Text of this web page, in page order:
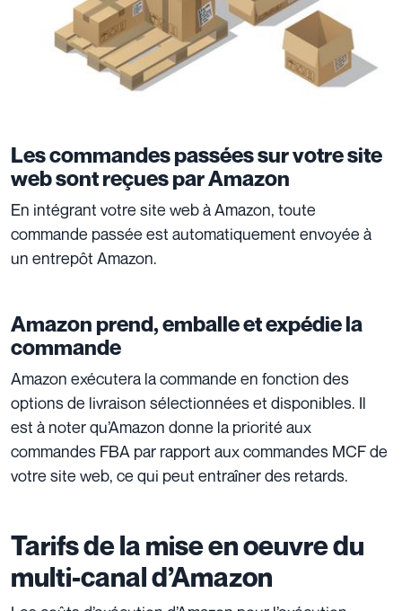
Les commandes passées sur votre site
web sont reçues par Amazon
En intégrant votre site web à Amazon, toute
commande passée est automatiquement envoyée à
un entrepôt Amazon.
Amazon prend, emballe et expédie la
commande
Amazon exécutera la commande en fonction des
options de livraison sélectionnées et disponibles. Il
est à noter qu’Amazon donne la priorité aux
commandes FBA par rapport aux commandes MCF de
votre site web, ce qui peut entraîner des retards.
Tarifs de la mise en oeuvre du
multi-canal d’Amazon